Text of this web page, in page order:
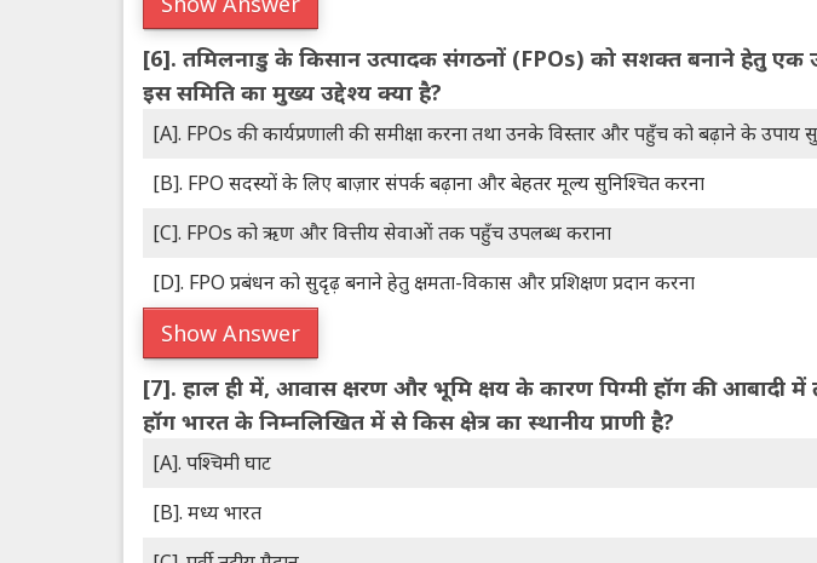
[6]. तमिलनाडु के किसान उत्पादक संगठनों (FPOs) को सशक्त बनाने हेतु एक
इस समिति का मुख्य उद्देश्य क्या है?
[A]. FPOs की कार्यप्रणाली की समीक्षा करना तथा उनके विस्तार और पहुँच को बढ़ाने के उपाय
[B]. FPO सदस्यों के लिए बाज़ार संपर्क बढ़ाना और बेहतर मूल्य सुनिश्चित करना
[C]. FPOs को ऋण और वित्तीय सेवाओं तक पहुँच उपलब्ध कराना
[D]. FPO प्रबंधन को सुदृढ़ बनाने हेतु क्षमता-विकास और प्रशिक्षण प्रदान करना
Show Answer
[7]. हाल ही में, आवास क्षरण और भूमि क्षय के कारण पिग्मी हॉग की आबादी में
हॉग भारत के निम्नलिखित में से किस क्षेत्र का स्थानीय प्राणी है?
[A]. पश्चिमी घाट
[B]. मध्य भारत